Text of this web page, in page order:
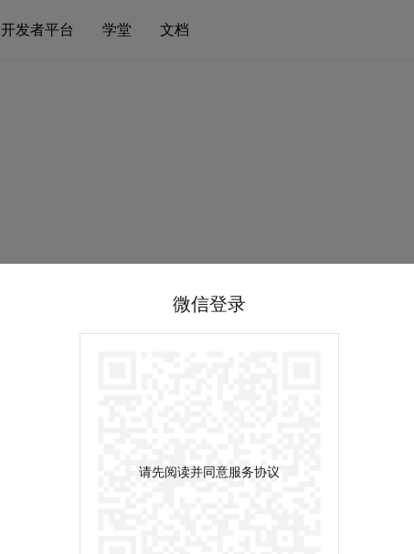
开发者平台 学堂 文档
微信登录
请先阅读并同意服务协议